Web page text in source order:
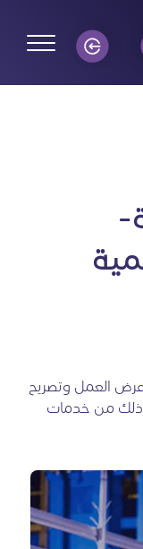
العمل وتصريح
ذلك من خدمات